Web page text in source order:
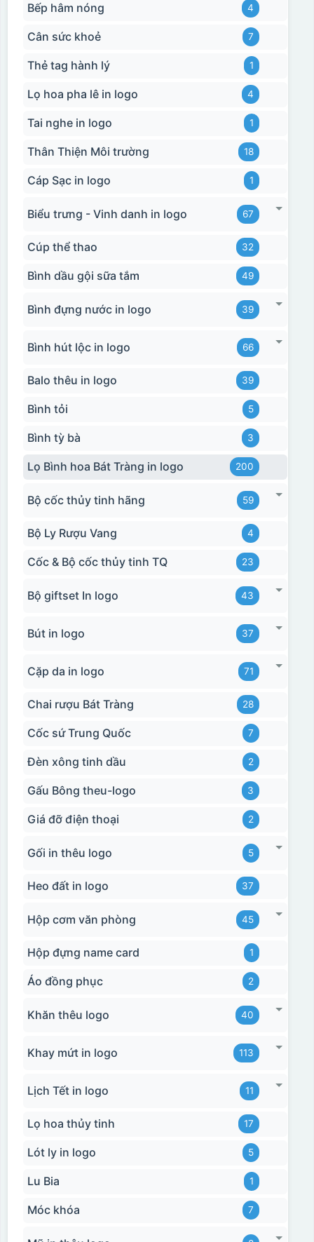
Bếp hâm nóng 4
Cân sức khoẻ 7
Thẻ tag hành lý 1
Lọ hoa pha lê in logo 4
Tai nghe in logo 1
Thân Thiện Môi trường 18
Cáp Sạc in logo 1
Biểu trưng - Vinh danh in logo 67
Cúp thể thao 32
Bình dầu gội sữa tắm 49
Bình đựng nước in logo 39
Bình hút lộc in logo 66
Balo thêu in logo 39
Bình tỏi 5
Bình tỳ bà 3
Lọ Bình hoa Bát Tràng in logo 200
Bộ cốc thủy tinh hãng 59
Bộ Ly Rượu Vang 4
Cốc & Bộ cốc thủy tinh TQ 23
Bộ giftset In logo 43
Bút in logo 37
Cặp da in logo 71
Chai rượu Bát Tràng 28
Cốc sứ Trung Quốc 7
Đèn xông tinh dầu 2
Gấu Bông theu-logo 3
Giá đỡ điện thoại 2
Gối in thêu logo 5
Heo đất in logo 37
Hộp cơm văn phòng 45
Hộp đựng name card 1
Áo đồng phục 2
Khăn thêu logo 40
Khay mứt in logo 113
Lịch Tết in logo 11
Lọ hoa thủy tinh 17
Lót ly in logo 5
Lu Bia 1
Móc khóa 7